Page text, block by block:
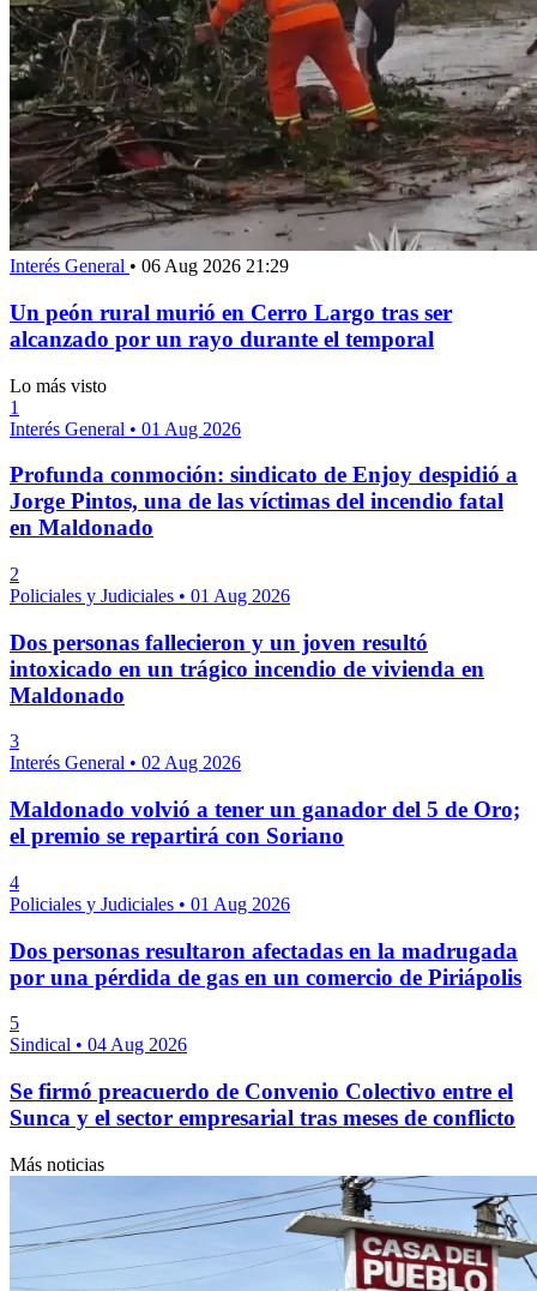
Interés General • 06 Aug 2026 21:29
Un peón rural murió en Cerro Largo tras ser
alcanzado por un rayo durante el temporal
Lo más visto
1
Interés General • 01 Aug 2026
Profunda conmoción: sindicato de Enjoy despidió a
Jorge Pintos, una de las víctimas del incendio fatal
en Maldonado
2
Policiales y Judiciales • 01 Aug 2026
Dos personas fallecieron y un joven resultó
intoxicado en un trágico incendio de vivienda en
Maldonado
3
Interés General • 02 Aug 2026
Maldonado volvió a tener un ganador del 5 de Oro;
el premio se repartirá con Soriano
4
Policiales y Judiciales • 01 Aug 2026
Dos personas resultaron afectadas en la madrugada
por una pérdida de gas en un comercio de Piriápolis
5
Sindical • 04 Aug 2026
Se firmó preacuerdo de Convenio Colectivo entre el
Sunca y el sector empresarial tras meses de conflicto
Más noticias